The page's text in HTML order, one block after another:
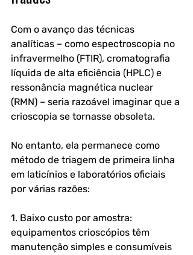
Com o avanço das técnicas
analíticas – como espectroscopia no
infravermelho (FTIR), cromatografia
líquida de alta eficiência (HPLC) e
ressonância magnética nuclear
(RMN) – seria razoável imaginar que a
crioscopia se tornasse obsoleta.
No entanto, ela permanece como
método de triagem de primeira linha
em laticínios e laboratórios oficiais
por várias razões:
1. Baixo custo por amostra:
equipamentos crioscópios têm
manutenção simples e consumíveis